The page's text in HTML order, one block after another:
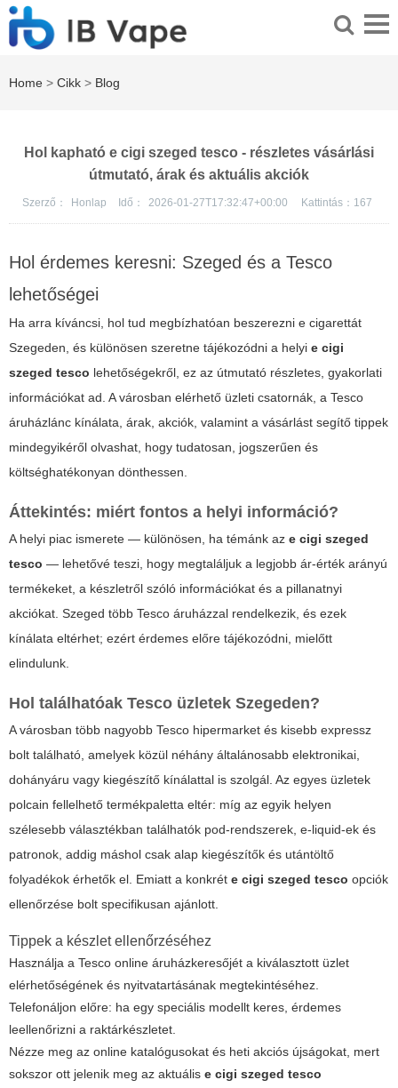
Home > Cikk > Blog
Hol kapható e cigi szeged tesco - részletes vásárlási
útmutató, árak és aktuális akciók
Szerző： Honlap Idő： 2026-01-27T17:32:47+00:00 Kattintás： 167
Hol érdemes keresni: Szeged és a Tesco
lehetőségei
Ha arra kíváncsi, hol tud megbízhatóan beszerezni e cigarettát
Szegeden, és különösen szeretne tájékozódni a helyi e cigi
szeged tesco lehetőségekről, ez az útmutató részletes, gyakorlati
információkat ad. A városban elérhető üzleti csatornák, a Tesco
áruházlánc kínálata, árak, akciók, valamint a vásárlást segítő tippek
mindegyikéről olvashat, hogy tudatosan, jogszerűen és
költséghatékonyan dönthessen.
Áttekintés: miért fontos a helyi információ?
A helyi piac ismerete — különösen, ha témánk az e cigi szeged
tesco — lehetővé teszi, hogy megtaláljuk a legjobb ár-érték arányú
termékeket, a készletről szóló információkat és a pillanatnyi
akciókat. Szeged több Tesco áruházzal rendelkezik, és ezek
kínálata eltérhet; ezért érdemes előre tájékozódni, mielőtt
elindulunk.
Hol találhatóak Tesco üzletek Szegeden?
A városban több nagyobb Tesco hipermarket és kisebb expressz
bolt található, amelyek közül néhány általánosabb elektronikai,
dohányáru vagy kiegészítő kínálattal is szolgál. Az egyes üzletek
polcain fellelhető termékpaletta eltér: míg az egyik helyen
szélesebb választékban találhatók pod-rendszerek, e-liquid-ek és
patronok, addig máshol csak alap kiegészítők és utántöltő
folyadékok érhetők el. Emiatt a konkrét e cigi szeged tesco opciók
ellenőrzése bolt specifikusan ajánlott.
Tippek a készlet ellenőrzéséhez
Használja a Tesco online áruházkeresőjét a kiválasztott üzlet
elérhetőségének és nyitvatartásának megtekintéséhez.
Telefonáljon előre: ha egy speciális modellt keres, érdemes
leellenőrizni a raktárkészletet.
Nézze meg az online katalógusokat és heti akciós újságokat, mert
sokszor ott jelenik meg az aktuális e cigi szeged tesco